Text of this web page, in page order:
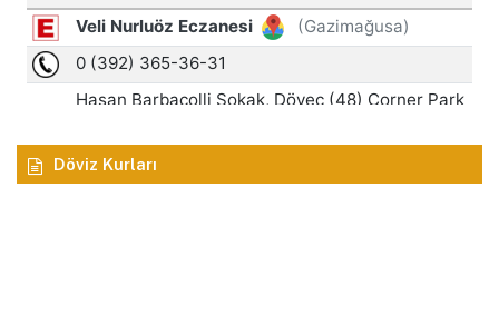
Döviz Kurları